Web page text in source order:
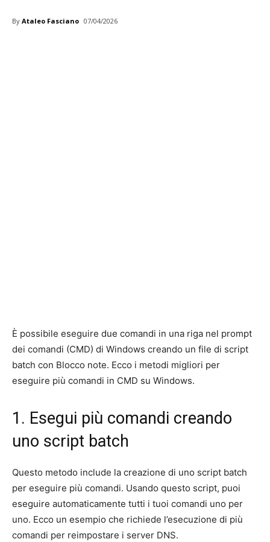
By Ataleo Fasciano 07/04/2026
È possibile eseguire due comandi in una riga nel prompt
dei comandi (CMD) di Windows creando un file di script
batch con Blocco note. Ecco i metodi migliori per
eseguire più comandi in CMD su Windows.
1. Esegui più comandi creando
uno script batch
Questo metodo include la creazione di uno script batch
per eseguire più comandi. Usando questo script, puoi
eseguire automaticamente tutti i tuoi comandi uno per
uno. Ecco un esempio che richiede l’esecuzione di più
comandi per reimpostare i server DNS.